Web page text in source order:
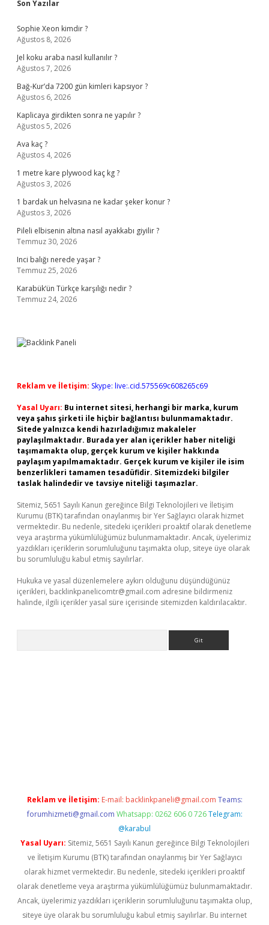
Sidebar
Son Yazılar
Sophie Xeon kimdir ?
Ağustos 8, 2026
Jel koku araba nasıl kullanılır ?
Ağustos 7, 2026
Bağ-Kur’da 7200 gün kimleri kapsıyor ?
Ağustos 6, 2026
Kaplicaya girdikten sonra ne yapılır ?
Ağustos 5, 2026
Ava kaç ?
Ağustos 4, 2026
1 metre kare plywood kaç kg ?
Ağustos 3, 2026
1 bardak un helvasına ne kadar şeker konur ?
Ağustos 3, 2026
Pileli elbisenin altına nasıl ayakkabı giyilir ?
Temmuz 30, 2026
Inci balığı nerede yaşar ?
Temmuz 25, 2026
Karabük’ün Türkçe karşılığı nedir ?
Temmuz 24, 2026
Reklam ve İletişim: Skype: live:.cid.575569c608265c69
Yasal Uyarı: Bu internet sitesi, herhangi bir marka, kurum
veya şahıs şirketi ile hiçbir bağlantısı bulunmamaktadır.
Sitede yalnızca kendi hazırladığımız makaleler
paylaşılmaktadır. Burada yer alan içerikler haber niteliği
taşımamakta olup, gerçek kurum ve kişiler hakkında
paylaşım yapılmamaktadır. Gerçek kurum ve kişiler ile isim
benzerlikleri tamamen tesadüfidir. Sitemizdeki bilgiler
taslak halindedir ve tavsiye niteliği taşımazlar.
Sitemiz, 5651 Sayılı Kanun gereğince Bilgi Teknolojileri ve İletişim
Kurumu (BTK) tarafından onaylanmış bir Yer Sağlayıcı olarak hizmet
vermektedir. Bu nedenle, sitedeki içerikleri proaktif olarak denetleme
veya araştırma yükümlülüğümüz bulunmamaktadır. Ancak, üyelerimiz
yazdıkları içeriklerin sorumluluğunu taşımakta olup, siteye üye olarak
bu sorumluluğu kabul etmiş sayılırlar.
Hukuka ve yasal düzenlemelere aykırı olduğunu düşündüğünüz
içerikleri, backlinkpanelicomtr@gmail.com adresine bildirmeniz
halinde, ilgili içerikler yasal süre içerisinde sitemizden kaldırılacaktır.
Reklam ve İletişim: E-mail: backlinkpaneli@gmail.com Teams:
forumhizmeti@gmail.com Whatsapp: 0262 606 0 726 Telegram:
@karabul
Yasal Uyarı: Sitemiz, 5651 Sayılı Kanun gereğince Bilgi Teknolojileri
ve İletişim Kurumu (BTK) tarafından onaylanmış bir Yer Sağlayıcı
olarak hizmet vermektedir. Bu nedenle, sitedeki içerikleri proaktif
olarak denetleme veya araştırma yükümlülüğümüz bulunmamaktadır.
Ancak, üyelerimiz yazdıkları içeriklerin sorumluluğunu taşımakta olup,
siteye üye olarak bu sorumluluğu kabul etmiş sayılırlar. Bu internet